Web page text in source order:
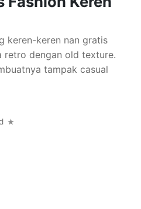
keren-keren nan gratis
retro dengan old texture.
tampak casual